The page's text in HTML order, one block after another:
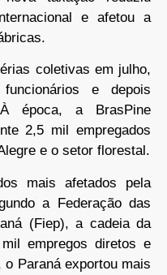
e afetou a
coletivas em julho,
e depois
época, a BrasPine
2,5 mil empregados
e o setor florestal.
mais afetados pela
a Federação das
(Fiep), a cadeia da
empregos diretos e
Paraná exportou mais